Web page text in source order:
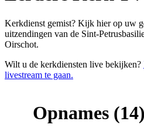
Kerkdienst gemist? Kijk hier op uw
uitzendingen van de Sint-
Oirschot.
Wilt u de kerkdiensten live bekijken?
livestream te gaan.